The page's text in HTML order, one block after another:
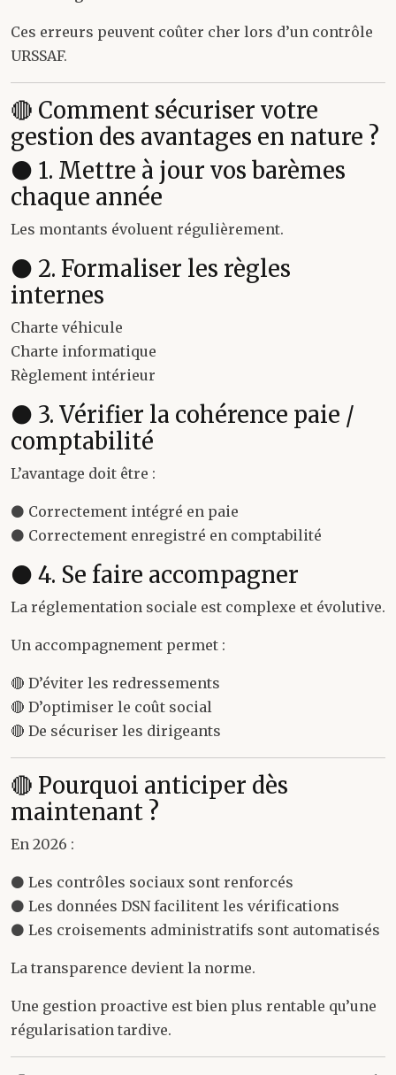
Ces erreurs peuvent coûter cher lors d’un contrôle
URSSAF.
🔴 Comment sécuriser votre
gestion des avantages en nature ?
⚫ 1. Mettre à jour vos barèmes
chaque année
Les montants évoluent régulièrement.
⚫ 2. Formaliser les règles
internes
Charte véhicule
Charte informatique
Règlement intérieur
⚫ 3. Vérifier la cohérence paie /
comptabilité
L’avantage doit être :
⚫ Correctement intégré en paie
⚫ Correctement enregistré en comptabilité
⚫ 4. Se faire accompagner
La réglementation sociale est complexe et évolutive.
Un accompagnement permet :
🔴 D’éviter les redressements
🔴 D’optimiser le coût social
🔴 De sécuriser les dirigeants
🔴 Pourquoi anticiper dès
maintenant ?
En 2026 :
⚫ Les contrôles sociaux sont renforcés
⚫ Les données DSN facilitent les vérifications
⚫ Les croisements administratifs sont automatisés
La transparence devient la norme.
Une gestion proactive est bien plus rentable qu’une
régularisation tardive.